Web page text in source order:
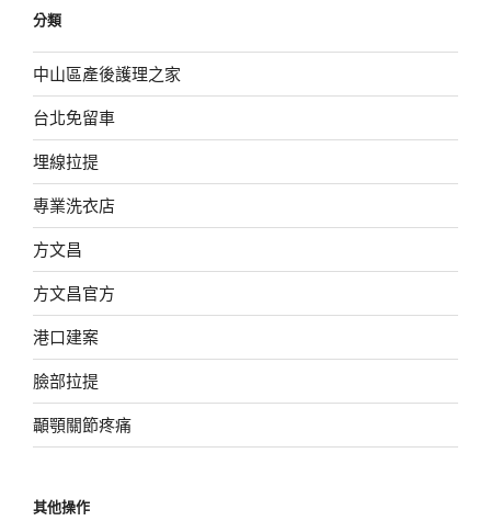
分類
中山區產後護理之家
台北免留車
埋線拉提
專業洗衣店
方文昌
方文昌官方
港口建案
臉部拉提
顳顎關節疼痛
其他操作